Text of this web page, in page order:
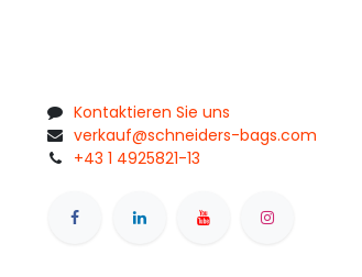
Kontaktieren Sie uns
verkauf@schneiders-bags.com
+43 1 4925821-13